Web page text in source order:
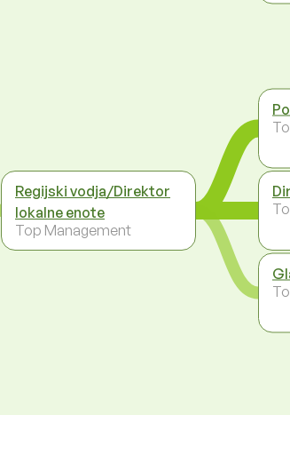
Regijski vodja/Direktor
lokalne enote
Top Management